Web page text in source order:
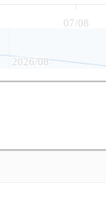
07/08
2026/08